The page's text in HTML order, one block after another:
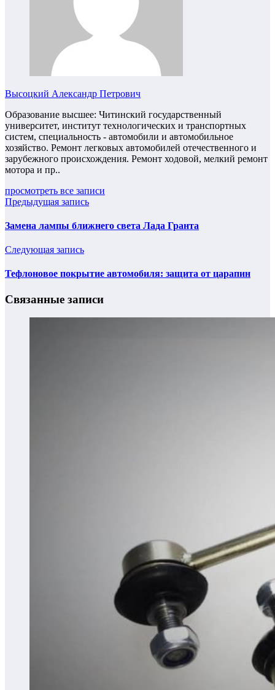
Высоцкий Александр Петрович
Образование высшее: Читинский государственный
университет, институт технологических и транспортных
систем, специальность - автомобили и автомобильное
хозяйство. Ремонт легковых автомобилей отечественного и
зарубежного происхождения. Ремонт ходовой, мелкий ремонт
мотора и пр..
просмотреть все записи
Предыдущая запись
Замена лампы ближнего света Лада Гранта
Следующая запись
Тефлоновое покрытие автомобиля: защита от царапин
Связанные записи